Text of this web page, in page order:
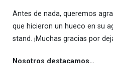
Antes de nada, queremos
que hicieron un hueco en su
stand. ¡Muchas gracias por